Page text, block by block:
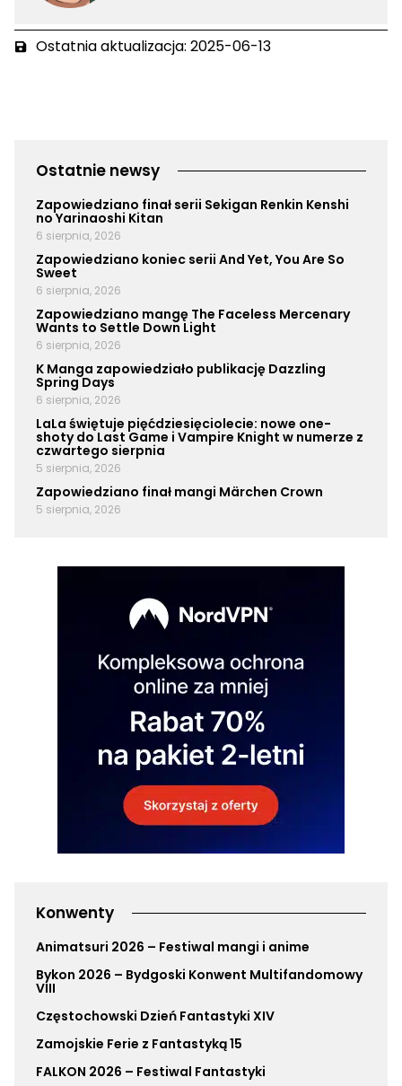
Ostatnia aktualizacja: 2025-06-13
Ostatnie newsy
Zapowiedziano finał serii Sekigan Renkin Kenshi
no Yarinaoshi Kitan
6 sierpnia, 2026
Zapowiedziano koniec serii And Yet, You Are So
Sweet
6 sierpnia, 2026
Zapowiedziano mangę The Faceless Mercenary
Wants to Settle Down Light
6 sierpnia, 2026
K Manga zapowiedziało publikację Dazzling
Spring Days
6 sierpnia, 2026
LaLa świętuje pięćdziesięciolecie: nowe one-
shoty do Last Game i Vampire Knight w numerze z
czwartego sierpnia
5 sierpnia, 2026
Zapowiedziano finał mangi Märchen Crown
5 sierpnia, 2026
Konwenty
Animatsuri 2026 – Festiwal mangi i anime
Bykon 2026 – Bydgoski Konwent Multifandomowy
VIII
Częstochowski Dzień Fantastyki XIV
Zamojskie Ferie z Fantastyką 15
FALKON 2026 – Festiwal Fantastyki